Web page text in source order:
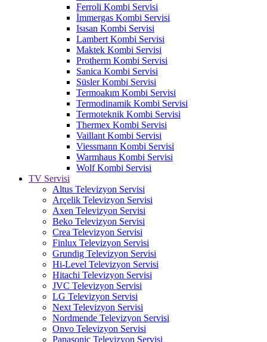
Ferroli Kombi Servisi
İmmergas Kombi Servisi
Isısan Kombi Servisi
Lambert Kombi Servisi
Maktek Kombi Servisi
Protherm Kombi Servisi
Sanica Kombi Servisi
Süsler Kombi Servisi
Termoakım Kombi Servisi
Termodinamik Kombi Servisi
Termoteknik Kombi Servisi
Thermex Kombi Servisi
Vaillant Kombi Servisi
Viessmann Kombi Servisi
Warmhaus Kombi Servisi
Wolf Kombi Servisi
TV Servisi
Altus Televizyon Servisi
Arçelik Televizyon Servisi
Axen Televizyon Servisi
Beko Televizyon Servisi
Crea Televizyon Servisi
Finlux Televizyon Servisi
Grundig Televizyon Servisi
Hi-Level Televizyon Servisi
Hitachi Televizyon Servisi
JVC Televizyon Servisi
LG Televizyon Servisi
Next Televizyon Servisi
Nordmende Televizyon Servisi
Onvo Televizyon Servisi
Panasonic Televizyon Servisi